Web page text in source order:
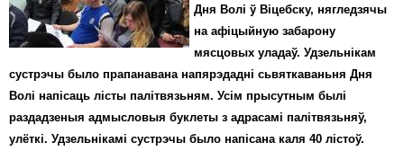
Дня Волі ў Віцебску, нягледзячы
на афіцыйную забарону
мясцовых уладаў. Удзельнікам
сустрэчы было прапанавана напярэдадні сьвяткаваньня Дня
Волі напісаць лісты палітвязьням. Усім прысутным былі
раздадзеныя адмысловыя буклеты з адрасамі палітвязьняў,
улёткі. Удзельнікамі сустрэчы было напісана каля 40 лістоў.